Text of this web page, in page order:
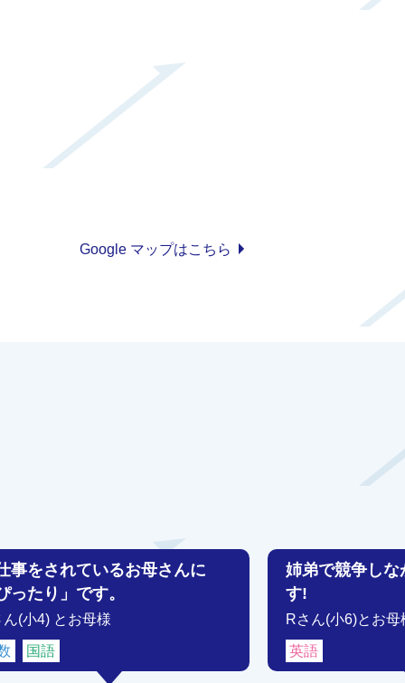
Google マップはこちら
事をされているお母さんに
ったり」です。
ん(小4) とお母様
国語
姉弟で競争し
す!
Rさん(小6)とお母
英語